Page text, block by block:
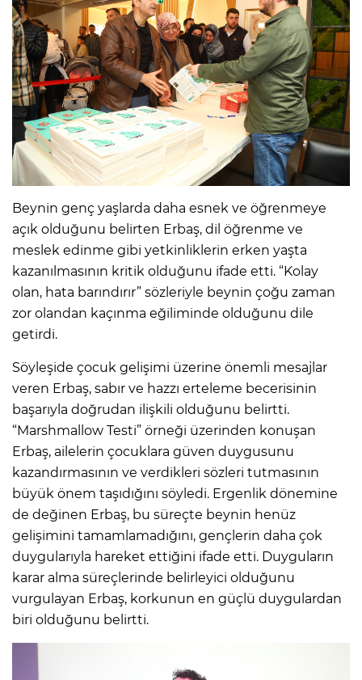
Beynin genç yaşlarda daha esnek ve öğrenmeye
açık olduğunu belirten Erbaş, dil öğrenme ve
meslek edinme gibi yetkinliklerin erken yaşta
kazanılmasının kritik olduğunu ifade etti. “Kolay
olan, hata barındırır” sözleriyle beynin çoğu zaman
zor olandan kaçınma eğiliminde olduğunu dile
getirdi.
Söyleşide çocuk gelişimi üzerine önemli mesajlar
veren Erbaş, sabır ve hazzı erteleme becerisinin
başarıyla doğrudan ilişkili olduğunu belirtti.
“Marshmallow Testi” örneği üzerinden konuşan
Erbaş, ailelerin çocuklara güven duygusunu
kazandırmasının ve verdikleri sözleri tutmasının
büyük önem taşıdığını söyledi. Ergenlik dönemine
de değinen Erbaş, bu süreçte beynin henüz
gelişimini tamamlamadığını, gençlerin daha çok
duygularıyla hareket ettiğini ifade etti. Duyguların
karar alma süreçlerinde belirleyici olduğunu
vurgulayan Erbaş, korkunun en güçlü duygulardan
biri olduğunu belirtti.